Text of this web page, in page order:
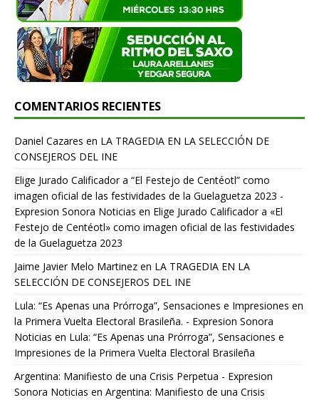
COMENTARIOS RECIENTES
Daniel Cazares en LA TRAGEDIA EN LA SELECCIÓN DE
CONSEJEROS DEL INE
Elige Jurado Calificador a “El Festejo de Centéotl” como
imagen oficial de las festividades de la Guelaguetza 2023 -
Expresion Sonora Noticias en Elige Jurado Calificador a «El
Festejo de Centéotl» como imagen oficial de las festividades
de la Guelaguetza 2023
Jaime Javier Melo Martinez en LA TRAGEDIA EN LA
SELECCIÓN DE CONSEJEROS DEL INE
Lula: “Es Apenas una Prórroga”, Sensaciones e Impresiones en
la Primera Vuelta Electoral Brasileña. - Expresion Sonora
Noticias en Lula: “Es Apenas una Prórroga”, Sensaciones e
Impresiones de la Primera Vuelta Electoral Brasileña
Argentina: Manifiesto de una Crisis Perpetua - Expresion
Sonora Noticias en Argentina: Manifiesto de una Crisis